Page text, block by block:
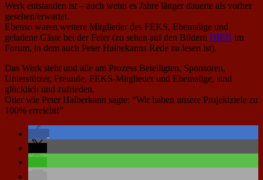
Werk entstanden ist – auch wenn es Jahre länger dauerte als vorher
gesehen/erwartet.
Ebenso waren weitere Mitglieder des FEKS, Ehemalige und
geladene Gäste bei der Feier (zu sehen auf den Bildern HIER im
Forum, in dem auch Peter Halbekanns Rede zu lesen ist).
Das Werk steht und alle am Prozess Beteiligten, Sponsoren,
Unterstützer, Freunde, FEKS-Mitglieder und Ehemalige, sind
glücklich und zufrieden.
Oder wie Peter Halberkann sagte: “Wir haben unsere Projektziele zu
100% erreicht!”